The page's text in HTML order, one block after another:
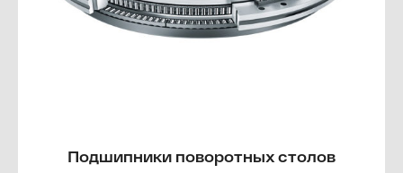
Подшипники поворотных столов